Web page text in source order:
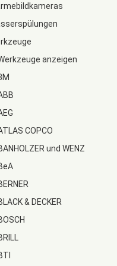
anzeigen
COPCO
und WENZ
& DECKER